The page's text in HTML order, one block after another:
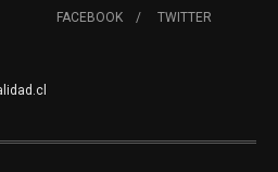
FACEBOOK TWITTER